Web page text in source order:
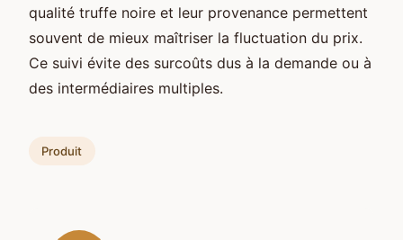
qualité truffe noire et leur provenance permettent
souvent de mieux maîtriser la fluctuation du prix.
Ce suivi évite des surcoûts dus à la demande ou à
des intermédiaires multiples.
Produit